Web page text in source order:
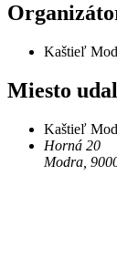
Kaštieľ
Miesto
Kaštieľ
Horná 20
Modra